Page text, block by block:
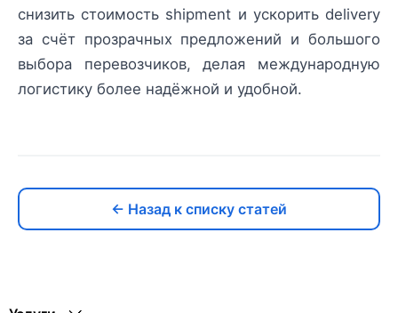
снизить стоимость shipment и ускорить delivery
за счёт прозрачных предложений и большого
выбора перевозчиков, делая международную
логистику более надёжной и удобной.
← Назад к списку статей